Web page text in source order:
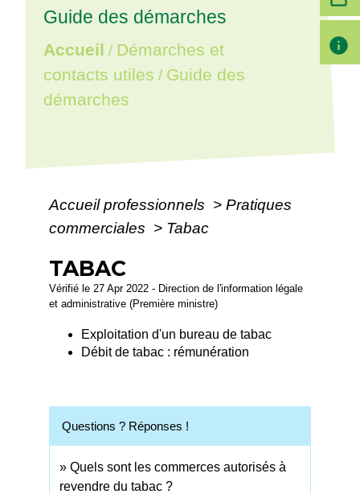
Guide des démarches
Accueil / Démarches et
contacts utiles / Guide des
démarches
Accueil professionnels > Pratiques
commerciales > Tabac
TABAC
Vérifié le 27 Apr 2022 - Direction de l'information légale
et administrative (Première ministre)
Exploitation d'un bureau de tabac
Débit de tabac : rémunération
Questions ? Réponses !
Quels sont les commerces autorisés à
revendre du tabac ?
info